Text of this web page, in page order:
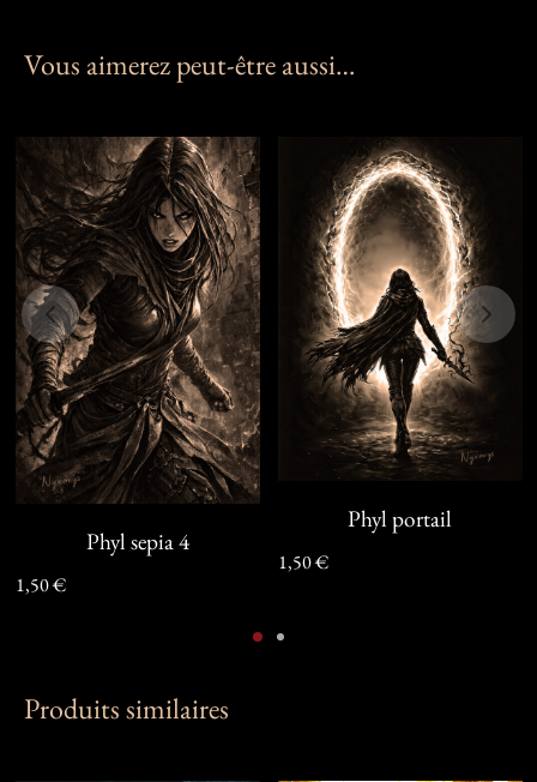
Vous aimerez peut-être aussi…
Phyl sepia 4
1,50€
Phyl portail
1,50€
Produits similaires